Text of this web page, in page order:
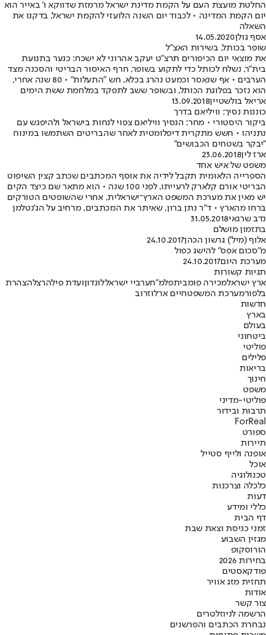
החלטת מועצת העם על הקמת מדינת ישראל מרמזת שדווקא ו' באייר הוא
יום הקמת המדינה • לכבוד יום השנה הלועזי להקמת ישראל, בדקנו את
השאלה
אסף גולן14.05.2020
שופר בכותל, בשירות האצ"ל
את מוצאי יום הכיפורים תרצ"ט יעקב אהרוני לא ישכח: כנער בתנועת
בית"ר, נשלח לכותל כדי לתקוע בשופר, חרף האיסור הבריטי והסכנה מצד
הערבים • אף שנאסר וכמעט נהרג בכלא, חש "התעלות" • 80 שנה אחרי,
הוא נזכר בפלוגת הכותל, ובשופר ששב לתפקד במלחמת ששת הימים
אריאל בולשטיין13.09.2018
כוננות נסיך: וויליאם בדרך
ביקור היסטורי • מחר: הנסיך וויליאם צפוי לנחות בישראל ולהיפגש עם
נתניהו • חשש מתקרית דיפלומטית לאחר שהבריטים השתמשו במינוח
"יבקר בשטחים הכבושים"
ארז לין23.06.2018
משפט של איש אחד
הספרייה הלאומית תקבל לידיה את אוסף המכתבים שכתב קצין השיפוט
הבריטי אורם קלארק לרעייתו, לפני 100 שנה • הוא מתאר שם כיצד הקים
יש מאין את מערכת המשפט הארץ־ישראלית, אחרי שהשופטים הטורקים
ברחו מהארץ • ד"ר נתן ברון, שאיתר את המכתבים, מרחיב על הג'נטלמן
נדב שרגאי31.05.2018
בתזמון מושלם
אלוף (מיל') גרשון הכהן24.10.2017
מ"סכום אפס" להישג כפול
מערכת היום24.10.2017
תגיות קשורות
ארץ ישראלמכירה פומביתפלמ"חערביי ישראללונדוןועדת פילהרצלהצהרת
בלפורמערכת המשפטחיים ארלוזרוב
חדשות
בארץ
בעולם
ביטחוני
פוליטי
פלילים
בריאות
חינוך
משפט
פוליטי-מדיני
תרבות ובידור
ForReal
ספורט
תיירות
אופנה ולייף סטייל
אוכל
טכנולוגיה
כלכלה וצרכנות
דעות
כללי ומידע
דף הבית
זמני כניסת וצאת שבת
מגזין השבוע
הורוסקופ
בחירות 2026
פודקאסטים
תחזית מזג אוויר
אודות
צור קשר
הרשמה לניוזלטרים
נבחרת הכתבים והפרשנים